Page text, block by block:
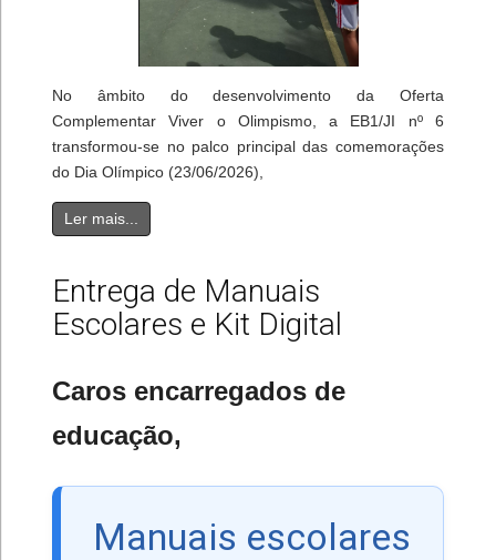
No âmbito do desenvolvimento da Oferta
Complementar Viver o Olimpismo, a EB1/JI nº 6
transformou-se no palco principal das comemorações
do Dia Olímpico (23/06/2026),
Ler mais...
Entrega de Manuais
Escolares e Kit Digital
Caros encarregados de
educação,
Manuais escolares